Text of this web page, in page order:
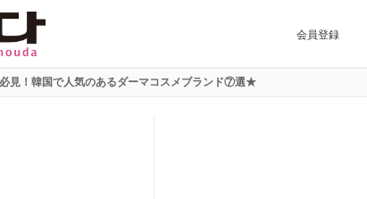
会員登録
見！韓国で人気のあるダーマコスメブランド⑦選★